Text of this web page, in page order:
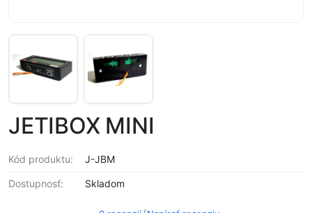
JETIBOX MINI
Kód produktu: J-JBM
Dostupnosť: Skladom